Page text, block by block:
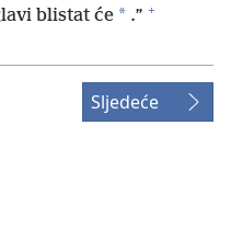
blistat će * .” +
Sljedeće